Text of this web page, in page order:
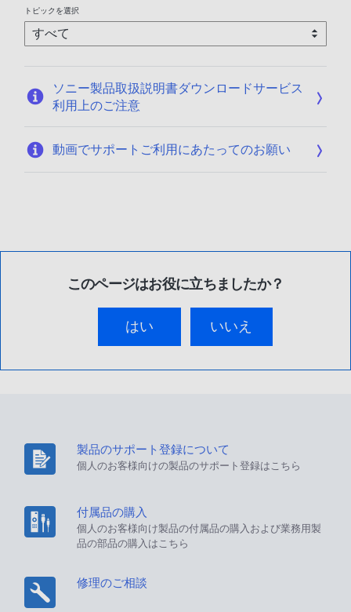
/
1
トピックを選択
ソニー製品取扱説明書ダウンロードサービス
利用上のご注意
動画でサポートご利用にあたってのお願い
このページはお役に立ちましたか？
はい いいえ
製品のサポート登録について
個人のお客様向けの製品のサポート登録はこちら
付属品の購入
個人のお客様向け製品の付属品の購入および業務用製
品の部品の購入はこちら
修理のご相談